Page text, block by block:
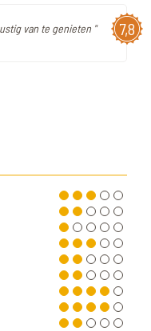
7,8
van te genieten "